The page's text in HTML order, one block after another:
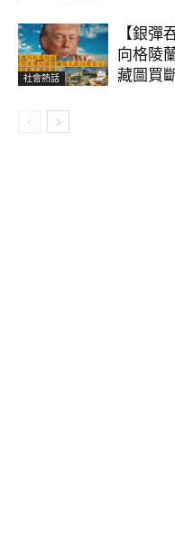
社會熱話
【銀
向格陵
藏圖買